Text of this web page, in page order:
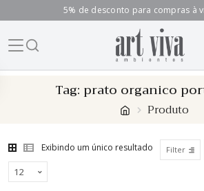
5% de desconto para compras à
Tag: prato organico
Produto
Exibindo um único resultado Filter